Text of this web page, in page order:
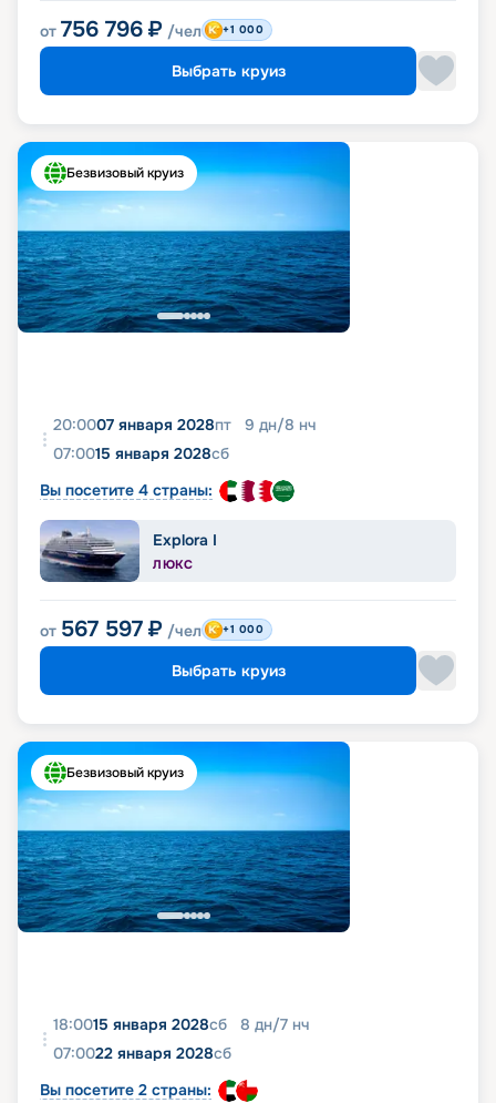
от 756 796 ₽ /чел +1 000
Выбрать круиз
Безвизовый круиз
20:0007 января 2028пт 9 дн/8 нч
07:0015 января 2028сб
Вы посетите 4 страны:
Explora I
ЛЮКС
от 567 597 ₽ /чел +1 000
Выбрать круиз
Безвизовый круиз
18:0015 января 2028сб 8 дн/7 нч
07:0022 января 2028сб
Вы посетите 2 страны: